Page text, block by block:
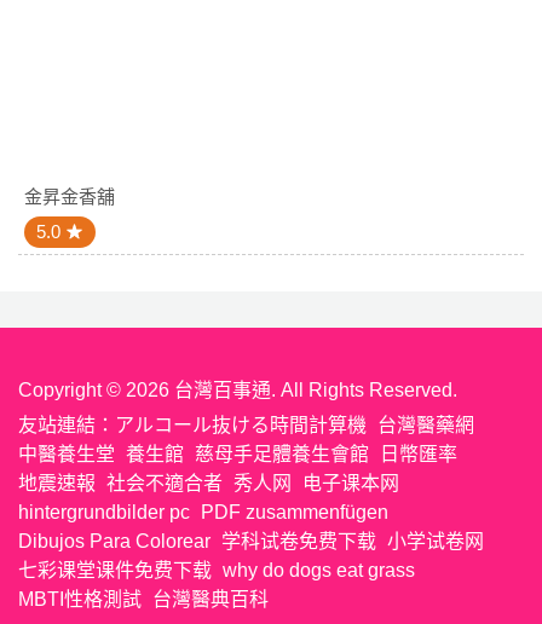
金昇金香舖
5.0
Copyright © 2026 台灣百事通. All Rights Reserved.
友站連結： アルコール抜ける時間計算機
台灣醫藥網
中醫養生堂 養生館 慈母手足體養生會館
日幣匯率
地震速報 社会不適合者 秀人网
电子课本网
hintergrundbilder pc
PDF zusammenfügen
Dibujos Para Colorear 学科试卷免费下载 小学试卷网
七彩课堂课件免费下载 why do dogs eat grass
MBTI性格測試 台灣醫典百科